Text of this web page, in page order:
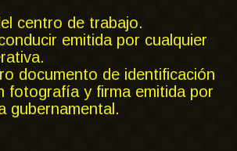
centro de trabajo.
emitida por cualquier
documento de identificación
fotografía y firma emitida por
gubernamental.